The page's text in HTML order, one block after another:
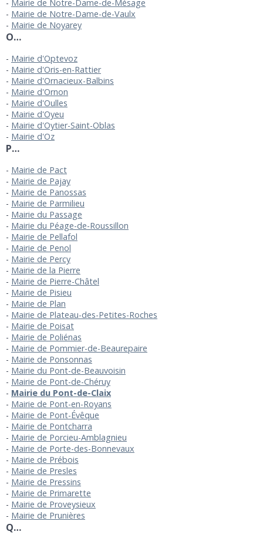
Mairie de Notre-Dame-de-Mésage
Mairie de Notre-Dame-de-Vaulx
Mairie de Noyarey
O…
Mairie d'Optevoz
Mairie d'Oris-en-Rattier
Mairie d'Ornacieux-Balbins
Mairie d'Ornon
Mairie d'Oulles
Mairie d'Oyeu
Mairie d'Oytier-Saint-Oblas
Mairie d'Oz
P…
Mairie de Pact
Mairie de Pajay
Mairie de Panossas
Mairie de Parmilieu
Mairie du Passage
Mairie du Péage-de-Roussillon
Mairie de Pellafol
Mairie de Penol
Mairie de Percy
Mairie de la Pierre
Mairie de Pierre-Châtel
Mairie de Pisieu
Mairie de Plan
Mairie de Plateau-des-Petites-Roches
Mairie de Poisat
Mairie de Poliénas
Mairie de Pommier-de-Beaurepaire
Mairie de Ponsonnas
Mairie du Pont-de-Beauvoisin
Mairie de Pont-de-Chéruy
Mairie du Pont-de-Claix
Mairie de Pont-en-Royans
Mairie de Pont-Évêque
Mairie de Pontcharra
Mairie de Porcieu-Amblagnieu
Mairie de Porte-des-Bonnevaux
Mairie de Prébois
Mairie de Presles
Mairie de Pressins
Mairie de Primarette
Mairie de Proveysieux
Mairie de Prunières
Q…